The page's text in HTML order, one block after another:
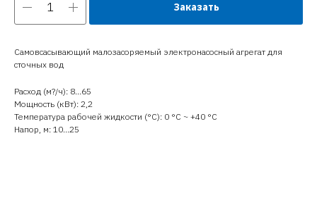
Заказать
Самовсасывающий малозасоряемый электронасосный агрегат для
сточных вод
Расход (м?/ч): 8…65
Мощность (кВт): 2,2
Температура рабочей жидкости (°C): 0 °С ~ +40 °С
Напор, м: 10…25